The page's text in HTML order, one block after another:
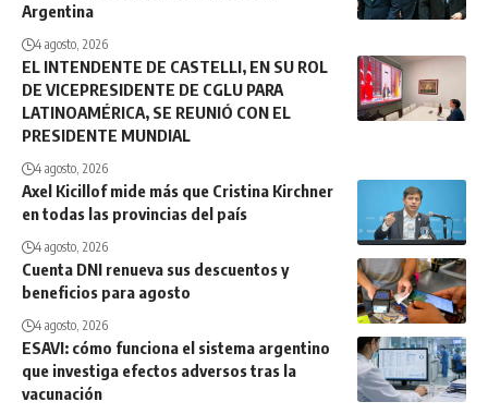
Argentina
4 agosto, 2026
EL INTENDENTE DE CASTELLI, EN SU ROL
DE VICEPRESIDENTE DE CGLU PARA
LATINOAMÉRICA, SE REUNIÓ CON EL
PRESIDENTE MUNDIAL
4 agosto, 2026
Axel Kicillof mide más que Cristina Kirchner
en todas las provincias del país
4 agosto, 2026
Cuenta DNI renueva sus descuentos y
beneficios para agosto
4 agosto, 2026
ESAVI: cómo funciona el sistema argentino
que investiga efectos adversos tras la
vacunación